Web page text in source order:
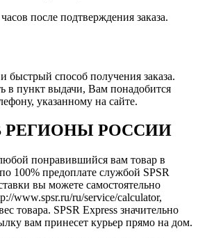
после подтверждения заказа.
быстрый способ получения заказа.
в пункт выдачи, Вам понадобится
указанному на сайте.
РЕГИОНЫ РОССИИ
понравившийся вам товар в
100% предоплате службой SPSR
вы можете самостоятельно
www.spsr.ru/ru/service/calculator,
товара. SPSR Express значительно
вам принесет курьер прямо на дом.